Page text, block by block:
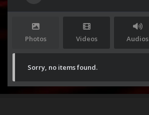
Photos Videos Audios
Sorry, no items found.